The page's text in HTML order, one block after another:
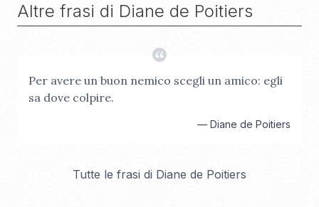
Altre frasi di Diane de Poitiers
Per avere un buon nemico scegli un amico: egli
sa dove colpire.
— Diane de Poitiers
Tutte le frasi di Diane de Poitiers